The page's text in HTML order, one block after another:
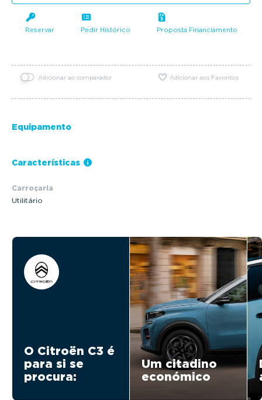
Reservar Pedir Histórico Proposta Financiamento
Adicionar ao comparador Adicionar aos Favoritos
Equipamento
Características
Carroçaria
Utilitário
O Citroën C3 é
para si se
procura:
Um citadino
económico